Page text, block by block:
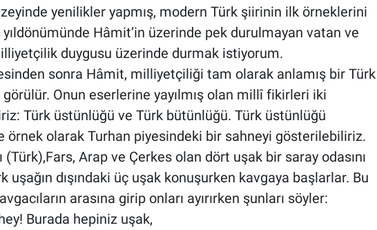
yenilikler yapmış, modern Türk şiirinin ilk örneklerini
Hâmit’in üzerinde pek durulmayan vatan ve
duygusu üzerinde durmak istiyorum.
sonra Hâmit, milliyetçiliği tam olarak anlamış bir Türk
Onun eserlerine yayılmış olan millî fikirleri iki
Türk üstünlüğü ve Türk bütünlüğü. Türk üstünlüğü
örnek olarak Turhan piyesindeki bir sahneyi gösterilebiliriz.
(Türk),Fars, Arap ve Çerkes olan dört uşak bir saray odasını
uşağın dışındaki üç uşak konuşurken kavgaya başlarlar. Bu
arasına girip onları ayırırken şunları söyler:
Burada hepiniz uşak,